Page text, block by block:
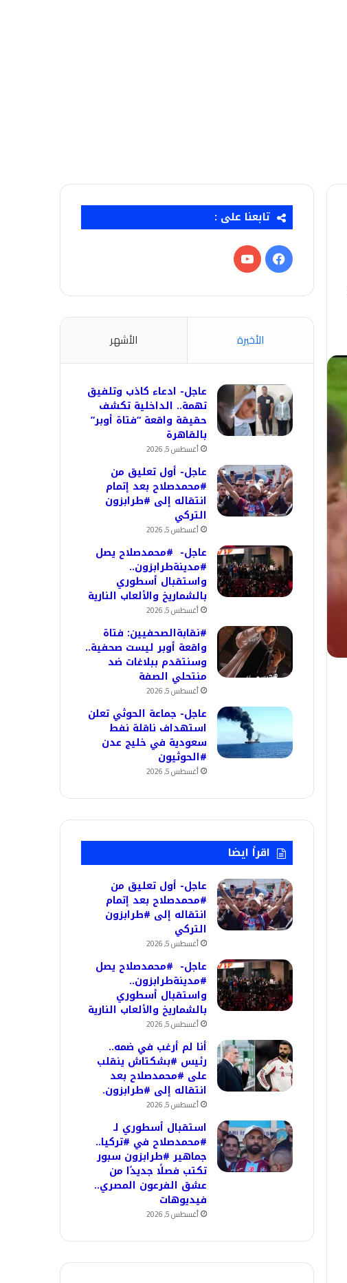
تابعنا على :
فيسبوك‫YouTube
الأخيرة الأشهر
عاجل- ادعاء كاذب وتلفيق
تهمة.. الداخلية تكشف
حقيقة واقعة “فتاة أوبر”
بالقاهرة
أغسطس 5, 2026
عاجل- أول تعليق من
#محمدصلاح بعد إتمام
انتقاله إلى #طرابزون
التركي
أغسطس 5, 2026
عاجل- #محمدصلاح يصل
#مدينةطرابزون..
واستقبال أسطوري
بالشماريخ والألعاب النارية
أغسطس 5, 2026
#نقابةالصحفيين: فتاة
واقعة أوبر ليست صحفية..
وسنتقدم ببلاغات ضد
منتحلي الصفة
أغسطس 5, 2026
عاجل- جماعة الحوثي تعلن
استهداف ناقلة نفط
سعودية في خليج عدن
#الحوثيون
أغسطس 5, 2026
اقرأ ايضا
عاجل- أول تعليق من
#محمدصلاح بعد إتمام
انتقاله إلى #طرابزون
التركي
أغسطس 5, 2026
عاجل- #محمدصلاح يصل
#مدينةطرابزون..
واستقبال أسطوري
بالشماريخ والألعاب النارية
أغسطس 5, 2026
أنا لم أرغب في ضمه..
رئيس #بشكتاش ينقلب
على #محمدصلاح بعد
انتقاله إلى #طرابزون.
أغسطس 5, 2026
استقبال أسطوري لـ
#محمدصلاح في #تركيا..
جماهير #طرابزون سبور
تكتب فصلًا جديدًا من
عشق الفرعون المصري..
فيديوهات
أغسطس 5, 2026